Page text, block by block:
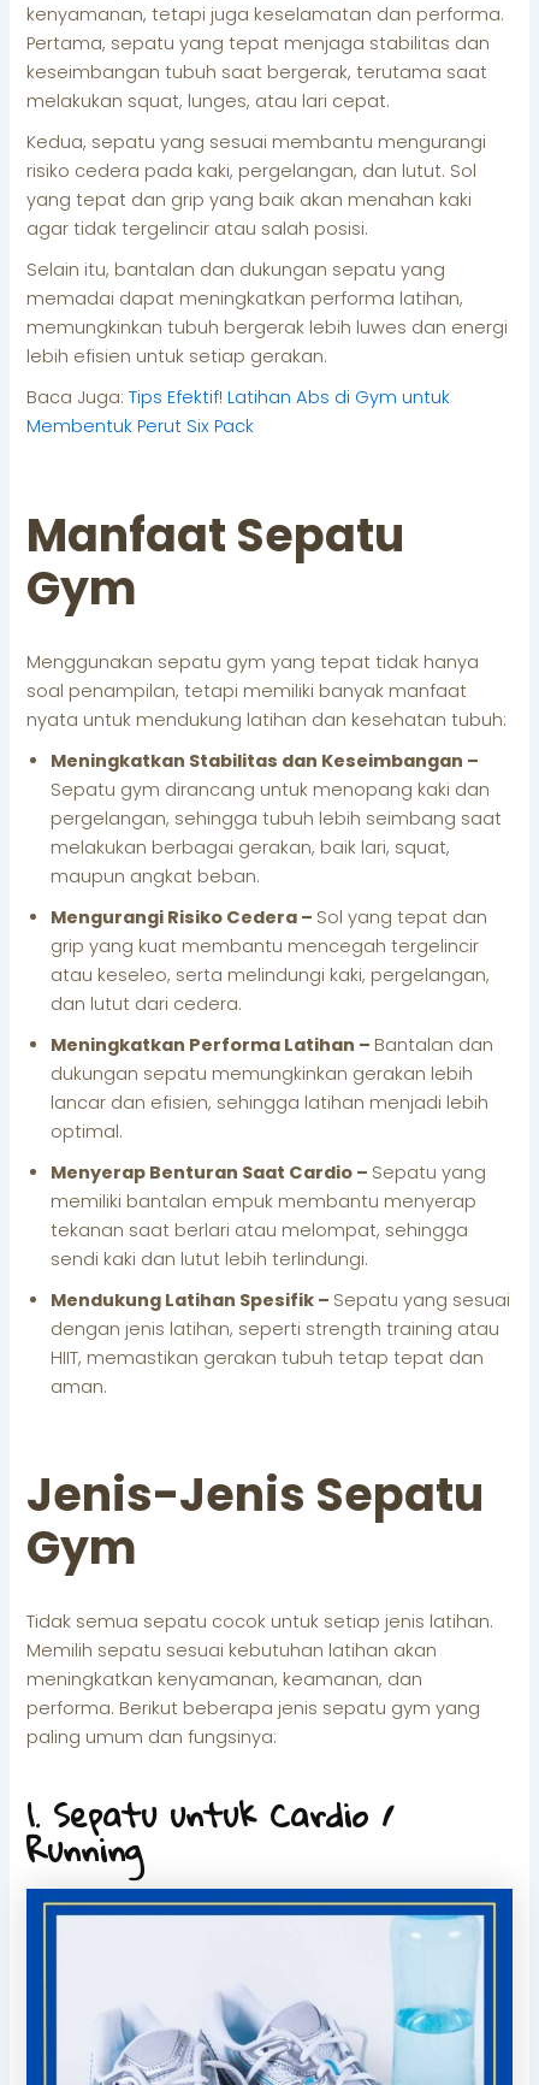
kenyamanan, tetapi juga keselamatan dan performa.
Pertama, sepatu yang tepat menjaga stabilitas dan
keseimbangan tubuh saat bergerak, terutama saat
melakukan squat, lunges, atau lari cepat.
Kedua, sepatu yang sesuai membantu mengurangi
risiko cedera pada kaki, pergelangan, dan lutut. Sol
yang tepat dan grip yang baik akan menahan kaki
agar tidak tergelincir atau salah posisi.
Selain itu, bantalan dan dukungan sepatu yang
memadai dapat meningkatkan performa latihan,
memungkinkan tubuh bergerak lebih luwes dan energi
lebih efisien untuk setiap gerakan.
Baca Juga:Tips Efektif! Latihan Abs di Gym untuk
Membentuk Perut Six Pack
Manfaat Sepatu
Gym
Menggunakan sepatu gym yang tepat tidak hanya
soal penampilan, tetapi memiliki banyak manfaat
nyata untuk mendukung latihan dan kesehatan tubuh:
Meningkatkan Stabilitas dan Keseimbangan –
Sepatu gym dirancang untuk menopang kaki dan
pergelangan, sehingga tubuh lebih seimbang saat
melakukan berbagai gerakan, baik lari, squat,
maupun angkat beban.
Mengurangi Risiko Cedera – Sol yang tepat dan
grip yang kuat membantu mencegah tergelincir
atau keseleo, serta melindungi kaki, pergelangan,
dan lutut dari cedera.
Meningkatkan Performa Latihan – Bantalan dan
dukungan sepatu memungkinkan gerakan lebih
lancar dan efisien, sehingga latihan menjadi lebih
optimal.
Menyerap Benturan Saat Cardio – Sepatu yang
memiliki bantalan empuk membantu menyerap
tekanan saat berlari atau melompat, sehingga
sendi kaki dan lutut lebih terlindungi.
Mendukung Latihan Spesifik – Sepatu yang sesuai
dengan jenis latihan, seperti strength training atau
HIIT, memastikan gerakan tubuh tetap tepat dan
aman.
Jenis-Jenis Sepatu
Gym
Tidak semua sepatu cocok untuk setiap jenis latihan.
Memilih sepatu sesuai kebutuhan latihan akan
meningkatkan kenyamanan, keamanan, dan
performa. Berikut beberapa jenis sepatu gym yang
paling umum dan fungsinya:
1. Sepatu untuk Cardio /
Running